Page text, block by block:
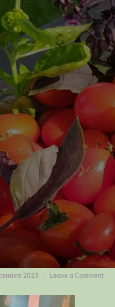
2023 Leave a Commenton